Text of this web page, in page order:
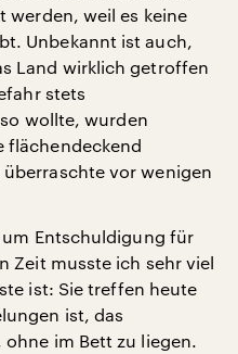
werden, weil es keine
Unbekannt ist auch,
Land wirklich getroffen
stets
wollte, wurden
flächendeckend
vor wenigen
um Entschuldigung für
Zeit musste ich sehr viel
ist: Sie treffen heute
ist, das
im Bett zu liegen.